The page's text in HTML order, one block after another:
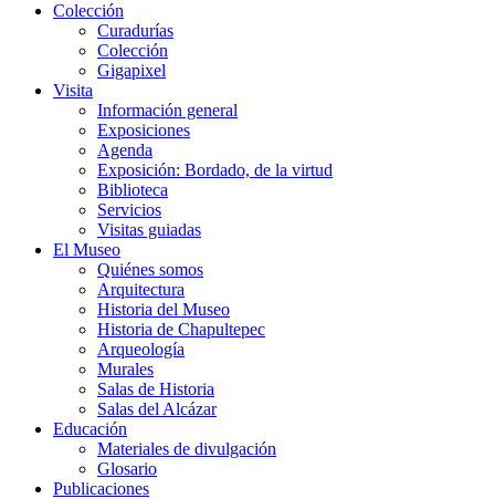
Colección
Curadurías
Colección
Gigapixel
Visita
Información general
Exposiciones
Agenda
Exposición: Bordado, de la virtud
Biblioteca
Servicios
Visitas guiadas
El Museo
Quiénes somos
Arquitectura
Historia del Museo
Historia de Chapultepec
Arqueología
Murales
Salas de Historia
Salas del Alcázar
Educación
Materiales de divulgación
Glosario
Publicaciones